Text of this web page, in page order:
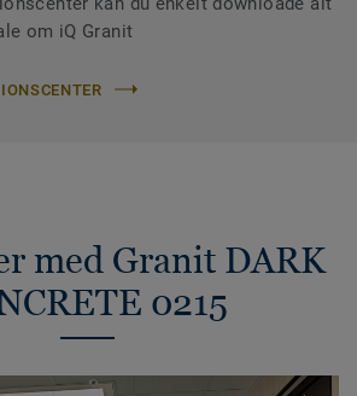
om iQ Granit
med Granit DARK
0215